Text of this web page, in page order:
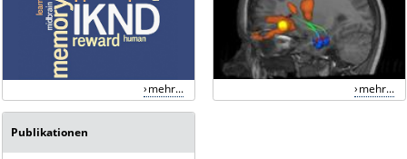
mehr... mehr...
Publikationen